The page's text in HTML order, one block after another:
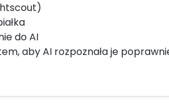
do AI
aby AI rozpoznała je